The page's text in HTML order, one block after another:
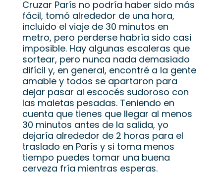
Cruzar París no podría haber sido más
fácil, tomó alrededor de una hora,
incluido el viaje de 30 minutos en
metro, pero perderse habría sido casi
imposible. Hay algunas escaleras que
sortear, pero nunca nada demasiado
difícil y, en general, encontré a la gente
amable y todos se apartaron para
dejar pasar al escocés sudoroso con
las maletas pesadas. Teniendo en
cuenta que tienes que llegar al menos
30 minutos antes de la salida, yo
dejaría alrededor de 2 horas para el
traslado en París y si toma menos
tiempo puedes tomar una buena
cerveza fría mientras esperas.